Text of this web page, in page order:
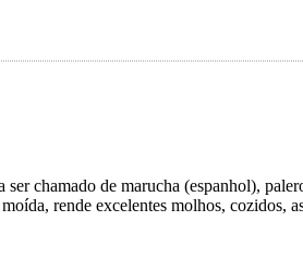
chamado de marucha (espanhol),
rende excelentes molhos, cozidos,